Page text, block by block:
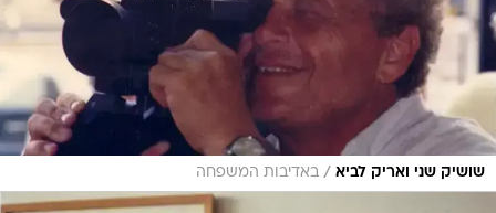
שושיק שני ואריק לביא / באדיבות המשפחה